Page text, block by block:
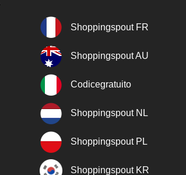
Shoppingspout FR
Shoppingspout AU
Codicegratuito
Shoppingspout NL
Shoppingspout PL
Shoppingspout KR